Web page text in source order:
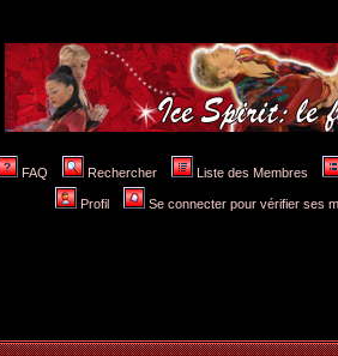
FAQ Rechercher Liste des Membres
Profil Se connecter pour vérifier ses